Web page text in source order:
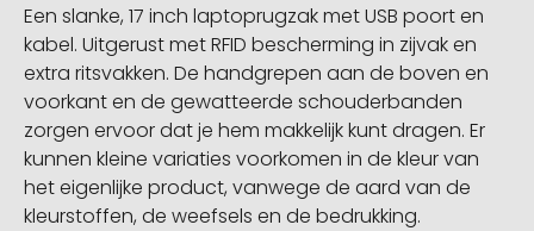
Een slanke, 17 inch laptoprugzak met USB poort en
kabel. Uitgerust met RFID bescherming in zijvak en
extra ritsvakken. De handgrepen aan de boven en
voorkant en de gewatteerde schouderbanden
zorgen ervoor dat je hem makkelijk kunt dragen. Er
kunnen kleine variaties voorkomen in de kleur van
het eigenlijke product, vanwege de aard van de
kleurstoffen, de weefsels en de bedrukking.